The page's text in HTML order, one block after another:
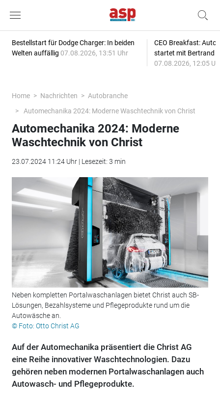
Bestellstart für Dodge Charger: In beiden
Welten auffällig 07.08.2026, 13:51 Uhr
CEO Breakfast:
startet mit Bertrand
07.08.2026, 12:05
Home Nachrichten
Autobranche
Automechanika 2024: Moderne Waschtechnik von Christ
Automechanika 2024: Moderne
Waschtechnik von Christ
23.07.2024 11:24 Uhr | Lesezeit: 3 min
Neben kompletten Portalwaschanlagen bietet Christ auch SB-
Lösungen, Bezahlsysteme und Pflegeprodukte rund um die
Autowäsche an.
© Foto: Otto Christ AG
Auf der Automechanika präsentiert die Christ AG
eine Reihe innovativer Waschtechnologien. Dazu
gehören neben modernen Portalwaschanlagen auch
Autowasch- und Pflegeprodukte.